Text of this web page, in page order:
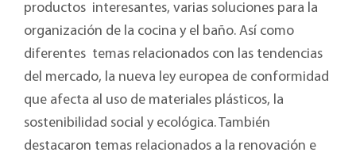
productos interesantes, varias soluciones para la
organización de la cocina y el baño. Así como
diferentes temas relacionados con las tendencias
del mercado, la nueva ley europea de conformidad
que afecta al uso de materiales plásticos, la
sostenibilidad social y ecológica. También
destacaron temas relacionados a la renovación e